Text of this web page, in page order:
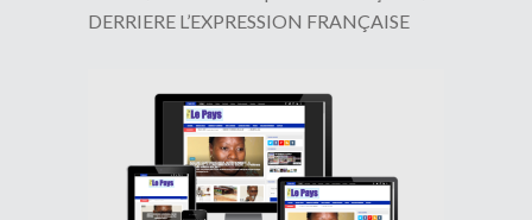
DERRIERE L’EXPRESSION FRANÇAISE